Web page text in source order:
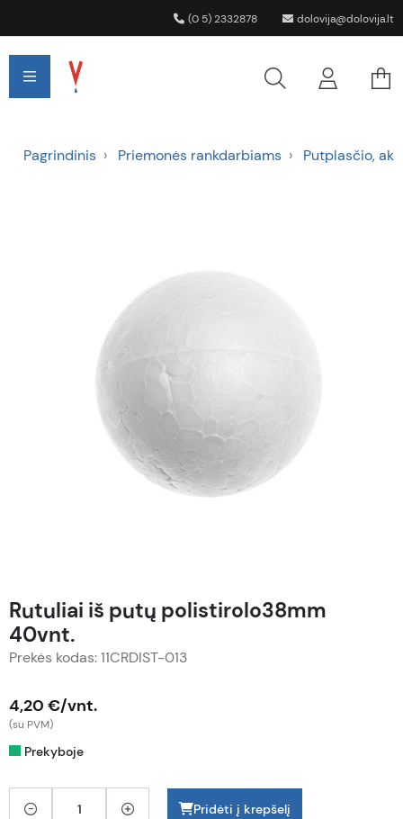
(0 5) 2332878 dolovija@dolovija.lt
Pagrindinis Priemonės rankdarbiams Putplasčio,
Rutuliai iš putų polistirolo38mm
40vnt.
Prekės kodas: 11CRDIST-013
4,20 €/vnt.
(su PVM)
Prekyboje
Pridėti į krepšelį